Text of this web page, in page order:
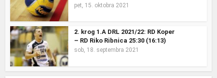
pet, 15. oktobra 2021
2. krog 1.A DRL 2021/22: RD Koper
– RD Riko Ribnica 25:30 (16:13)
sob, 18. septembra 2021